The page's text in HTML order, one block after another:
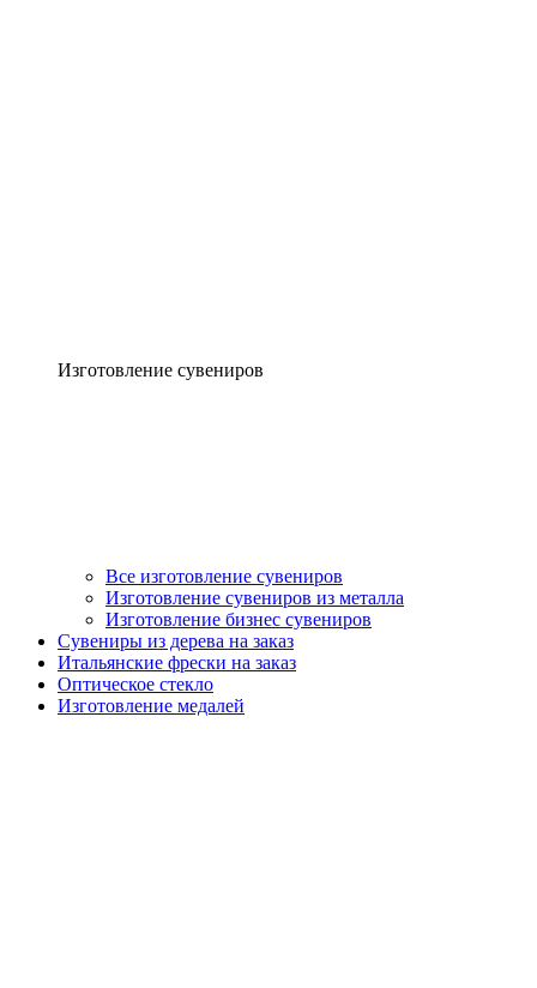
Изготовление сувениров
Все изготовление сувениров
Изготовление сувениров из металла
Изготовление бизнес сувениров
Сувениры из дерева на заказ
Итальянские фрески на заказ
Оптическое стекло
Изготовление медалей